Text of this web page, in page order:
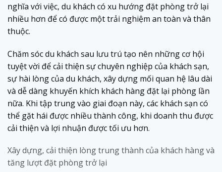
nghĩa với việc, du khách có xu hướng đặt phòng trở lại
nhiều hơn để có được một trải nghiệm an toàn và thân
thuộc.
Chăm sóc du khách sau lưu trú tạo nên những cơ hội
tuyệt vời để cải thiện sự chuyên nghiệp của khách sạn,
sự hài lòng của du khách, xây dựng mối quan hệ lâu dài
và dễ dàng khuyến khích khách hàng đặt lại phòng lần
nữa. Khi tập trung vào giai đoạn này, các khách sạn có
thể gặt hái được nhiều thành công, khi doanh thu được
cải thiện và lợi nhuận được tối ưu hơn.
Xây dựng, cải thiện lòng trung thành của khách hàng và
tăng lượt đặt phòng trở lại